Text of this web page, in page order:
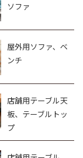
ソファ
屋外用ソファ、ベ
ンチ
店舗用テーブル天
板、テーブルトッ
プ